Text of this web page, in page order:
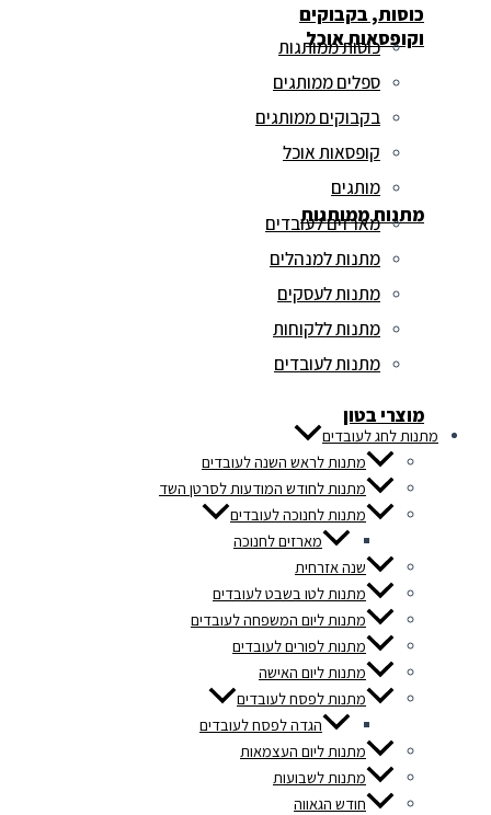
כוסות, בקבוקים
וקופסאות אוכל
כוסות ממותגות
ספלים ממותגים
בקבוקים ממותגים
קופסאות אוכל
מותגים
מתנות ממותגות
מארזים לעובדים
מתנות למנהלים
מתנות לעסקים
מתנות ללקוחות
מתנות לעובדים
מוצרי בטון
מתנות לחג לעובדים
מתנות לראש השנה לעובדים
מתנות לחודש המודעות לסרטן השד
מתנות לחנוכה לעובדים
מארזים לחנוכה
שנה אזרחית
מתנות לטו בשבט לעובדים
מתנות ליום המשפחה לעובדים
מתנות לפורים לעובדים
מתנות ליום האישה
מתנות לפסח לעובדים
הגדה לפסח לעובדים
מתנות ליום העצמאות
מתנות לשבועות
חודש הגאווה